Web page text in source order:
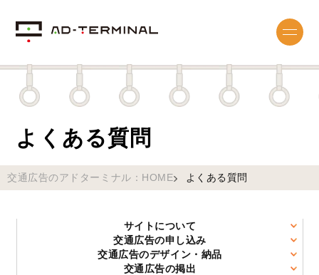
よくある質問
交通広告のアドターミナル：HOME よくある質問
サイトについて
交通広告の申し込み
交通広告のデザイン・納品
交通広告の掲出